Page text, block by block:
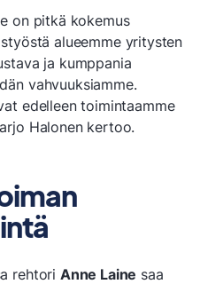
on pitkä kokemus
alueemme yritysten
ja kumppania
vahvuuksiamme.
edelleen toimintaamme
Halonen kertoo.
rehtori Anne Laine saa